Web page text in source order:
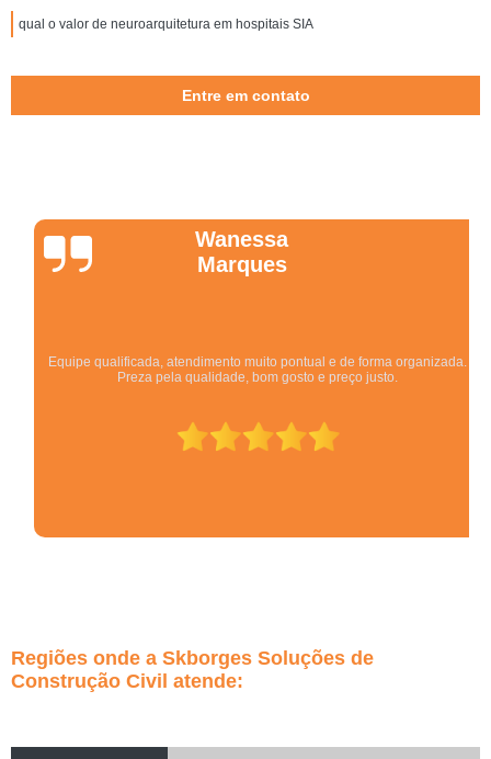
qual o valor de neuroarquitetura em hospitais SIA
Entre em contato
Wanessa
Marques
Equipe qualificada, atendimento muito pontual e de forma organizada.
Preza pela qualidade, bom gosto e preço justo.
Regiões onde a Skborges Soluções de
Construção Civil atende: